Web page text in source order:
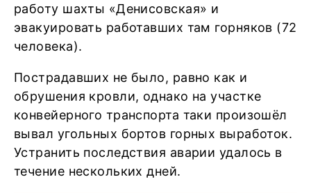
работу шахты «Денисовская» и
эвакуировать работавших там горняков (72
человека).
Пострадавших не было, равно как и
обрушения кровли, однако на участке
конвейерного транспорта таки произошёл
вывал угольных бортов горных выработок.
Устранить последствия аварии удалось в
течение нескольких дней.